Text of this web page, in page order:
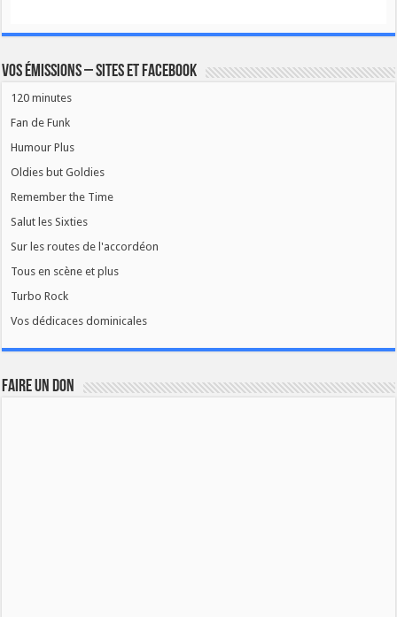
Vos émissions – Sites et Facebook
120 minutes
Fan de Funk
Humour Plus
Oldies but Goldies
Remember the Time
Salut les Sixties
Sur les routes de l'accordéon
Tous en scène et plus
Turbo Rock
Vos dédicaces dominicales
FAIRE UN DON